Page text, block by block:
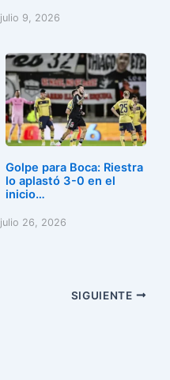
julio 9, 2026
Golpe para Boca: Riestra
lo aplastó 3-0 en el
inicio…
julio 26, 2026
SIGUIENTE